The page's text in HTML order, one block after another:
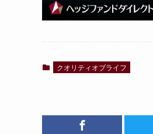
クオリティオブライフ